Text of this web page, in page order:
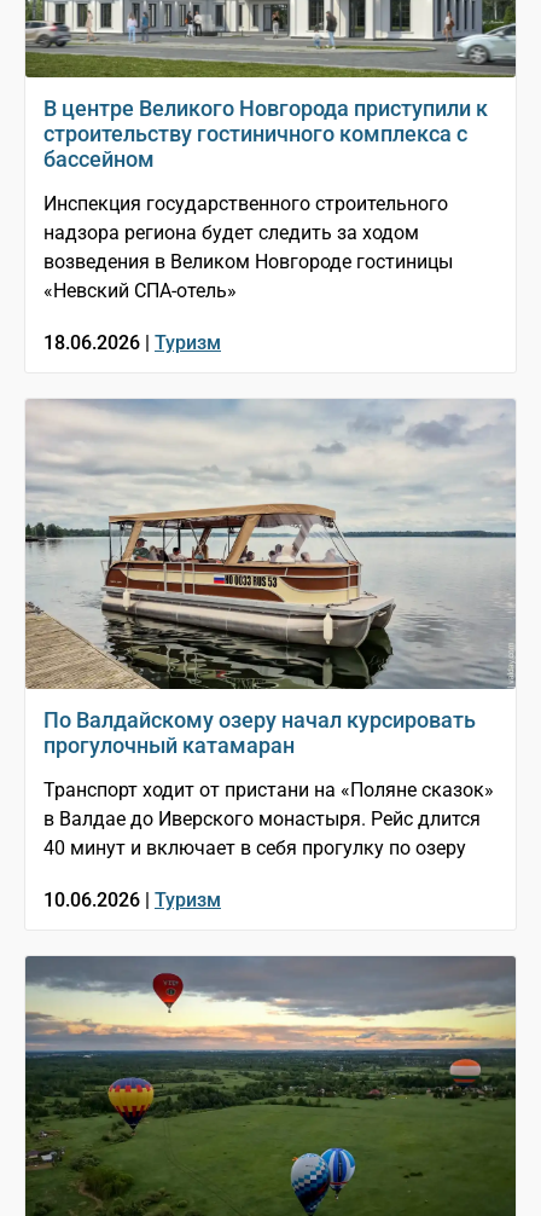
В центре Великого Новгорода приступили к
строительству гостиничного комплекса с
бассейном
Инспекция государственного строительного
надзора региона будет следить за ходом
возведения в Великом Новгороде гостиницы
«Невский СПА-отель»
18.06.2026 | Туризм
По Валдайскому озеру начал курсировать
прогулочный катамаран
Транспорт ходит от пристани на «Поляне сказок»
в Валдае до Иверского монастыря. Рейс длится
40 минут и включает в себя прогулку по озеру
10.06.2026 | Туризм